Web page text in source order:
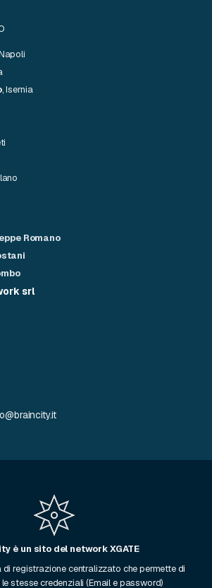
, Isernia
Romano
srl
è un sito del network XGATE
di registrazione centralizzato che permette di
stesse credenziali (Email e password)